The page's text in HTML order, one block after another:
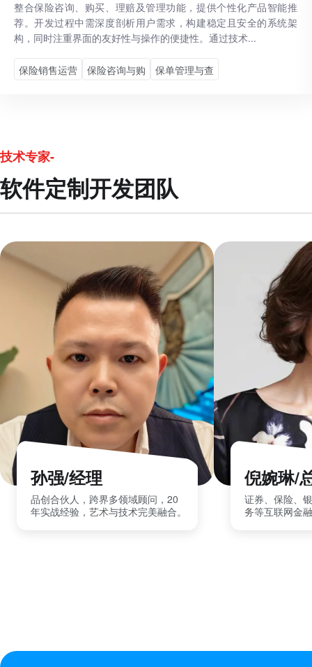
整合保险咨询、购买、理赔及管理功能，提供个性化产品智能推
荐。开发过程中需深度剖析用户需求，构建稳定且安全的系统架
构，同时注重界面的友好性与操作的便捷性。通过技术...
保险销售运营 保险咨询与购 保单管理与查
技术专家-
软件定制开发团队
孙强/经理
品创合伙人，跨界多领域顾问，20
年实战经验，艺术与技术完美融合。
倪婉琳/
证券、保险、
务等互联网金